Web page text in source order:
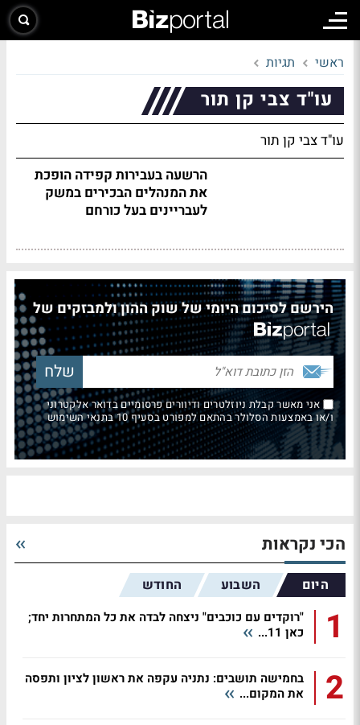
ראשי תגיות
עו"ד צבי קן תור
עו"ד צבי קן תור
הרשעה בעבירות קפידה הופכת
את המנהלים הבכירים במשק
לעבריינים בעל כורחם
הירשם לסיכום היומי של שוק ההון ולמבזקים של
אני מאשר קבלת ניוזלטרים ודיוורים פרסומיים בדואר אלקטרוני
ו/או באמצעות הסלולר בהתאם למפורט בסעיף 10 בתנאי השימוש
הכי נקראות
היום השבוע החודש
1
"רוקדים עם כוכבים" ניצחה לבדה את כל המתחרות יחד;
כאן 11...
2
בחמישה תושבים: נתניה עקפה את ראשון לציון ותפסה
את המקום...